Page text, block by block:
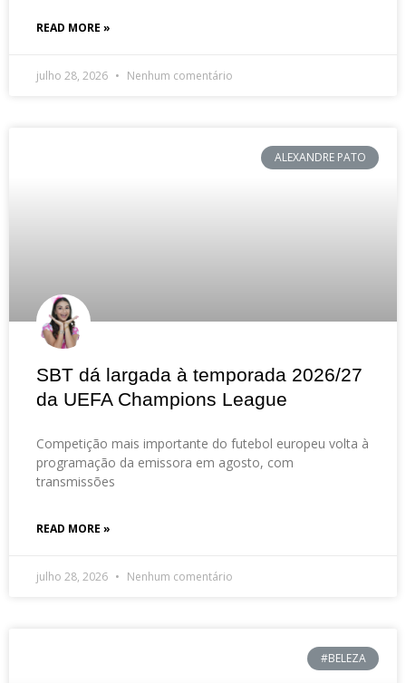
READ MORE »
julho 28, 2026 Nenhum comentário
ALEXANDRE PATO
SBT dá largada à temporada 2026/27
da UEFA Champions League
Competição mais importante do futebol europeu volta à
programação da emissora em agosto, com
transmissões
READ MORE »
julho 28, 2026 Nenhum comentário
#BELEZA